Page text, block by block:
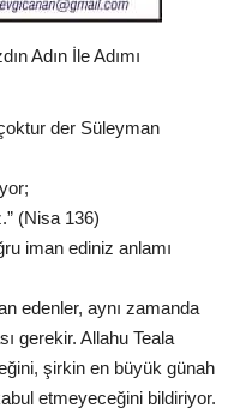
Adın İle Adımı
der Süleyman
(Nisa 136)
iman ediniz anlamı
edenler, aynı zamanda
gerekir. Allahu Teala
şirkin en büyük günah
etmeyeceğini bildiriyor.